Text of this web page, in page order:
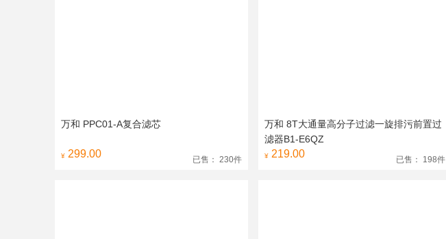
万和 PPC01-A复合滤芯
¥ 299.00 已售： 230件
万和 8T大通量高分子过滤一旋排污前置过
滤器B1-E6QZ
¥ 219.00 已售： 198件